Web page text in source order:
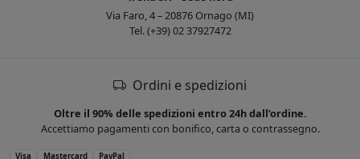
Via Faro, 4 – 20876 Ornago (MI)
Tel. (+39) 02 37927472
Ordini e spedizioni
Oltre il 90% delle spedizioni entro 24h dall’ordine.
Accettiamo pagamenti con bonifico, carta o contrassegno.
Visa Mastercard PayPal